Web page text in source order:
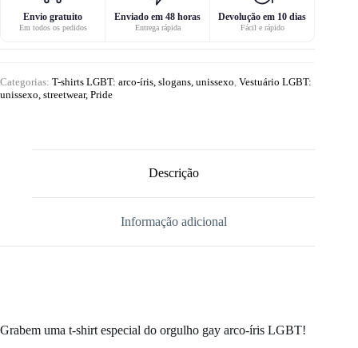
Envio gratuito
Em todos os pedidos
Enviado em 48 horas
Entrega rápida
Devolução em 10 dias
Fácil e rápido
Categorias: T-shirts LGBT: arco-íris, slogans, unissexo Vestuário LGBT:
unissexo, streetwear, Pride
Descrição
Informação adicional
Grabem uma t-shirt especial do orgulho gay arco-íris LGBT!